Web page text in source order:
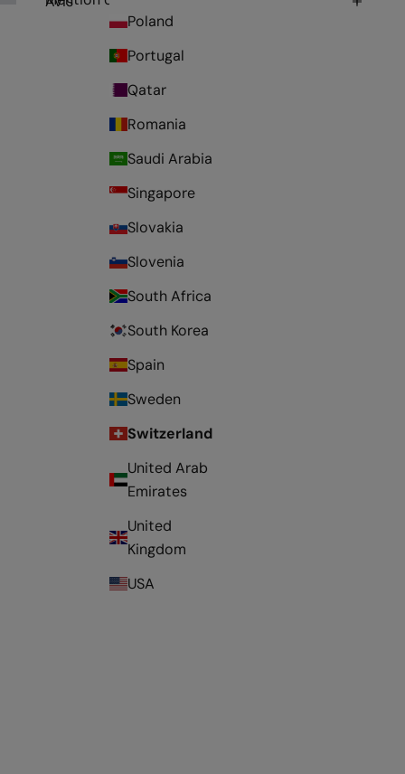
Poland
Portugal
Qatar
Romania
Saudi Arabia
Singapore
Slovakia
Slovenia
South Africa
South Korea
Spain
Sweden
Switzerland
United Arab
Emirates
United
Kingdom
USA